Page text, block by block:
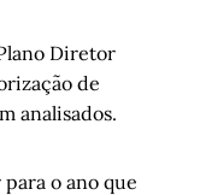
Diretor
de
analisados.
o ano que